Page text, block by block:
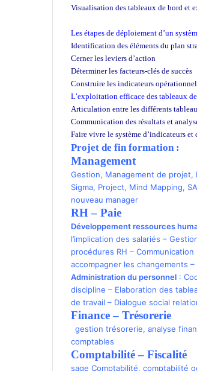
Visualisation des tableaux de bord et
Les étapes de déploiement d’un
Identification des éléments du plan
Cerner les leviers d’action
Déterminer les facteurs-clés de succès
Construire les indicateurs
L’exploitation efficace des tableaux
Articulation entre les différents
Communication des résultats et
Faire vivre le système d’indicateurs et
Projet de fin formation :
Management
Gestion, Management de projet,
Sigma, Project, Mind Mapping,
nouveau manager
RH – Paie
Développement ressources
l’implication des salariés –
procédures RH – Communication
accompagner les changements –
Administration du personnel :
discipline – Elaboration des
de travail – Dialogue social
Finance – Trésorerie
gestion trésorerie, analyse
comptables
Comptabilité– Fiscalité
sage Comptabilité, comptabilité